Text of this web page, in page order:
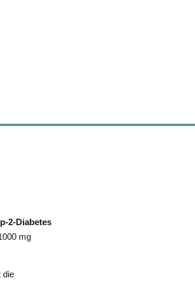
2-Diabetes
mg
die